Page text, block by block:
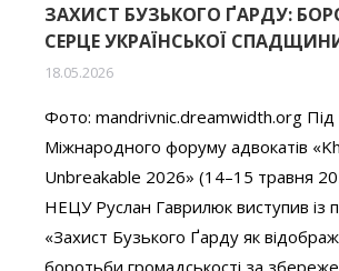
ЗАХИСТ БУЗЬКОГО ҐАРДУ:
СЕРЦЕ УКРАЇНСЬКОЇ
18.05.2026
Фото: mandrivnic.dreamwidth.org Під
Міжнародного форуму адвокатів
Unbreakable 2026» (14–15 травня
НЕЦУ Руслан Гаврилюк виступив із
«Захист Бузького Ґарду як
боротьби громадськості за